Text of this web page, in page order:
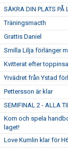
SÄKRA DIN PLATS
Träningsmacth
Grattis Daniel
Smilla Lilja förlänger
Kvitterat efter
Yrvädret från Ystad
Pettersson är klar
SEMIFINAL 2 - ALLA
Kom och spela
laget!
Love Kumlin klar för